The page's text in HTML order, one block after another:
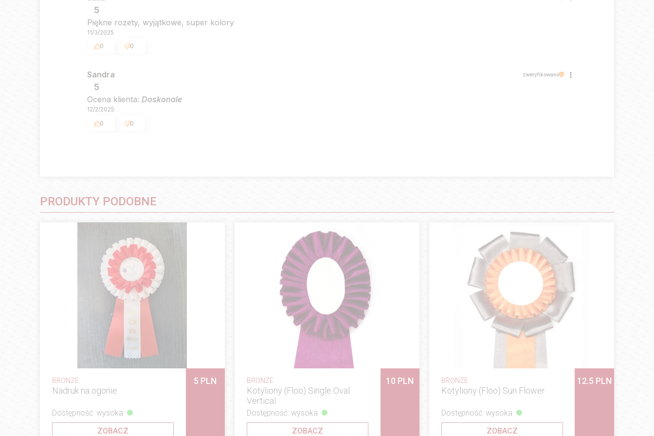
5
Piękne rozety, wyjątkowe, super kolory
11/3/2025
0
0
Sandra zweryfikowano
5
Ocena klienta: Doskonale
12/2/2025
0
0
PRODUKTY PODOBNE
BRONZE
Nadruk na ogonie
5 PLN
Dostępność: wysoka
ZOBACZ
BRONZE
Kotyliony (Floo) Single Oval
Vertical
10 PLN
Dostępność: wysoka
ZOBACZ
BRONZE
Kotyliony (Floo) Sun Flower
12.5 PLN
Dostępność: wysoka
ZOBACZ